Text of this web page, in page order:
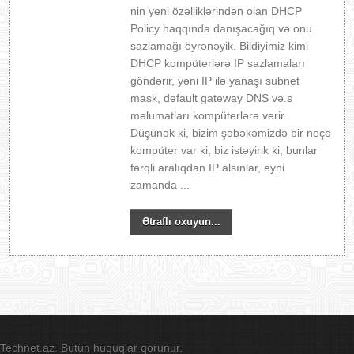
nin yeni özəlliklərindən olan DHCP
Policy haqqında danışacağıq və onu
sazlamağı öyrənəyik. Bildiyimiz kimi
DHCP kompüterlərə IP sazlamaları
göndərir, yəni IP ilə yanaşı subnet
mask, default gateway DNS və.s
məlumatları kompüterlərə verir.
Düşünək ki, bizim şəbəkəmizdə bir neçə
kompüter var ki, biz istəyirik ki, bunlar
fərqli aralıqdan IP alsınlar, eyni
zamanda ...
Ətraflı oxuyun...
Technet.az. Bütün hüquqlar qorunur.